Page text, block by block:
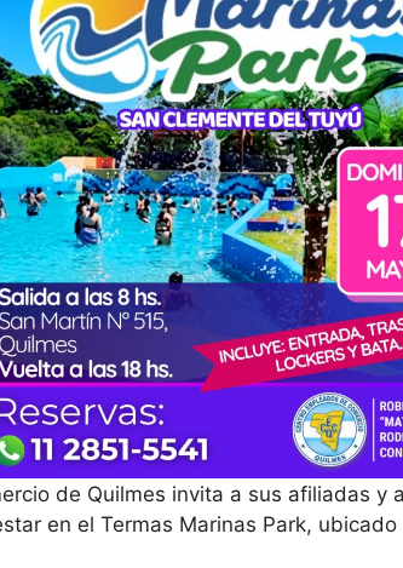
de Quilmes invita a sus afiliadas y
en el Termas Marinas Park,